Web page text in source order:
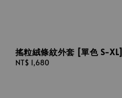
搖粒絨條紋外套 [單色 S-XL]
Regular
NT$ 1,680